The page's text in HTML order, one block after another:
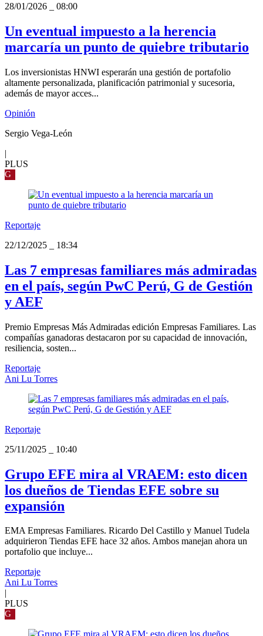
28/01/2026
08:00
Un eventual impuesto a la herencia
marcaría un punto de quiebre tributario
Los inversionistas HNWI esperarán una gestión de portafolio
altamente personalizada, planificación patrimonial y sucesoria,
además de mayor acces...
Opinión
Sergio Vega-León
|
PLUS
G
Reportaje
22/12/2025
18:34
Las 7 empresas familiares más admiradas
en el país, según PwC Perú, G de Gestión
y AEF
Premio Empresas Más Admiradas edición Empresas Familiares. Las
compañías ganadoras destacaron por su capacidad de innovación,
resiliencia, sosten...
Reportaje
Ani Lu Torres
Reportaje
25/11/2025
10:40
Grupo EFE mira al VRAEM: esto dicen
los dueños de Tiendas EFE sobre su
expansión
EMA Empresas Familiares. Ricardo Del Castillo y Manuel Tudela
adquirieron Tiendas EFE hace 32 años. Ambos manejan ahora un
portafolio que incluye...
Reportaje
Ani Lu Torres
|
PLUS
G